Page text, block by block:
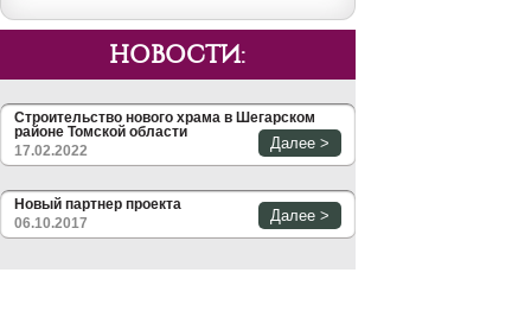
НОВОСТИ:
Строительство нового храма в Шегарском
районе Томской области
Далее >
17.02.2022
Новый партнер проекта
Далее >
06.10.2017